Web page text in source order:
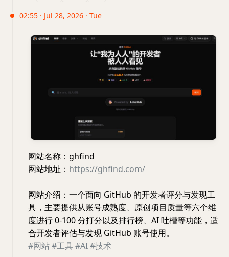
02:55 · Jul 28, 2026 · Tue
网站名称：ghfind
网站地址： https://ghfind.com/
网站介绍：一个面向 GitHub 的开发者评分与发现工
具，主要提供从账号成熟度、原创项目质量等六个维
度进行 0-100 分打分以及排行榜、AI 吐槽等功能，适
合开发者评估与发现 GitHub 账号使用。
#网站#工具#AI#技术